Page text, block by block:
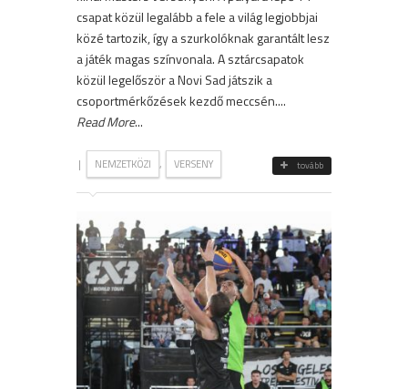
csapat közül legalább a fele a világ legjobbjai
közé tartozik, így a szurkolóknak garantált lesz
a játék magas színvonala. A sztárcsapatok
közül legelőször a Novi Sad játszik a
csoportmérkőzések kezdő meccsén....
Read More...
| NEMZETKÖZI , VERSENY tovább